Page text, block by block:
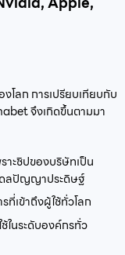
โลก การเปรียบเทียบกับ
จึงเกิดขึ้นตามมา
ะชิปของบริษัทเป็น
ดลปัญญาประดิษฐ์
เข้าถึงผู้ใช้ทั่วโลก
ในระดับองค์กรทั่ว